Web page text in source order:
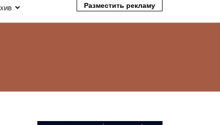
Разместить рекламу